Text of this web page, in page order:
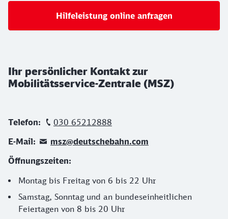
Hilfeleistung online anfragen
Ihr persönlicher Kontakt zur
Mobilitätsservice-Zentrale (MSZ)
Telefon:
030 65212888
E-Mail:
msz@deutschebahn.com
Öffnungszeiten:
Montag bis Freitag von 6 bis 22 Uhr
Samstag, Sonntag und an bundeseinheitlichen
Feiertagen von 8 bis 20 Uhr